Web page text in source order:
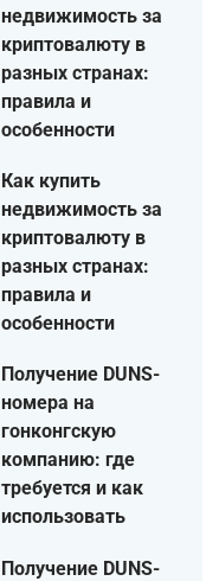
недвижимость за
криптовалюту в
разных странах:
правила и
особенности
Как купить
недвижимость за
криптовалюту в
разных странах:
правила и
особенности
Получение DUNS-
номера на
гонконгскую
компанию: где
требуется и как
использовать
Получение DUNS-